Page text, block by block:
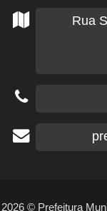
Rua
2026 © Prefeitura